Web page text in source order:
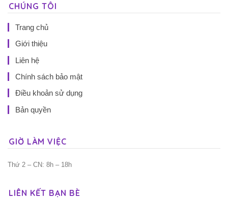
CHÚNG TÔI
Trang chủ
Giới thiệu
Liên hệ
Chính sách bảo mật
Điều khoản sử dụng
Bản quyền
GIỜ LÀM VIỆC
Thứ 2 – CN: 8h – 18h
LIÊN KẾT BẠN BÈ